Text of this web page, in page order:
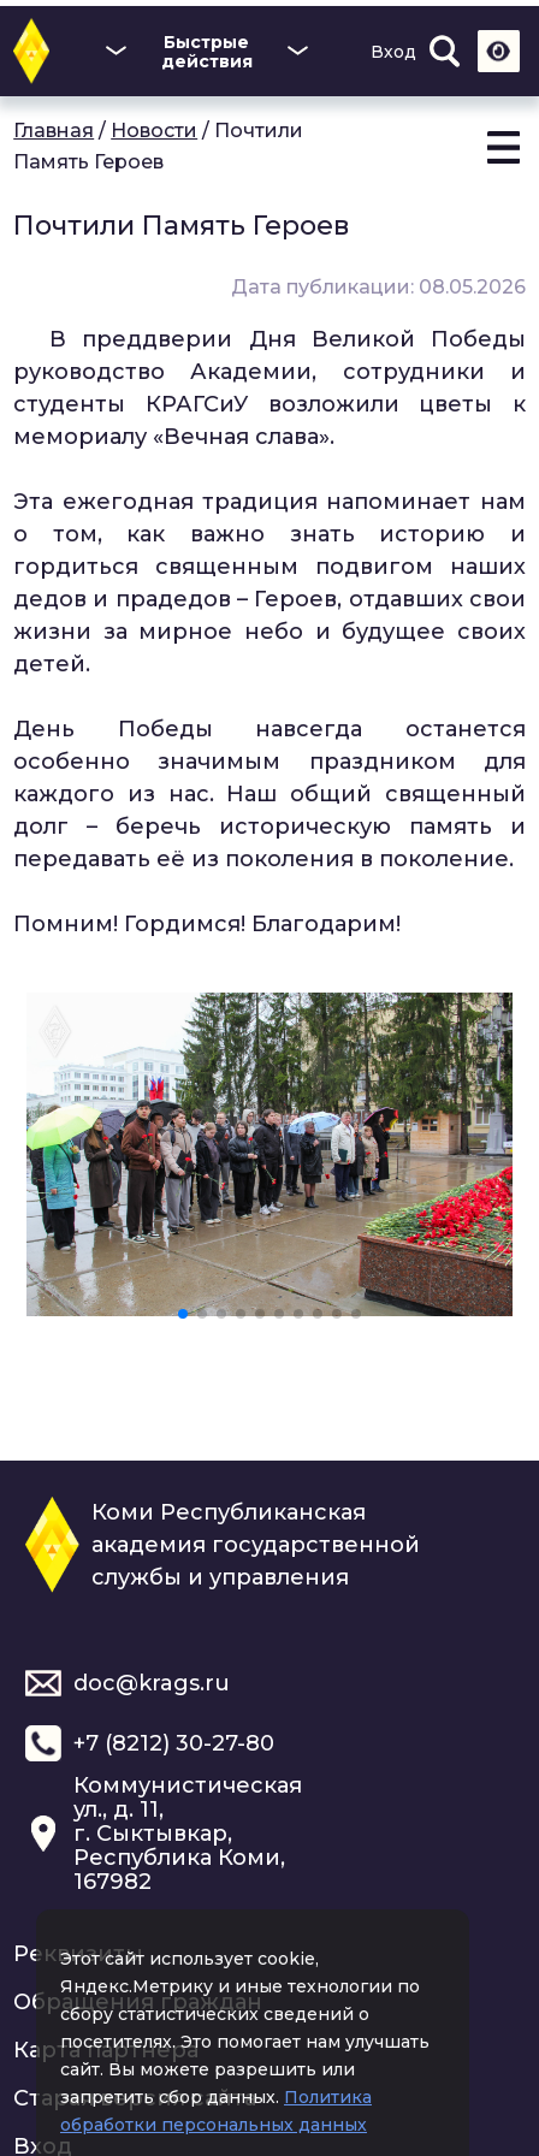
Перейти
основному
содержанию
Быстрые
действия
Вход
Главная / Новости / Почтили
Память Героев
Почтили Память Героев
Дата публикации: 08.05.2026
В преддверии Дня Великой Победы
руководство Академии, сотрудники и
студенты КРАГСиУ возложили цветы к
мемориалу «Вечная слава».
Эта ежегодная традиция напоминает нам
о том, как важно знать историю и
гордиться священным подвигом наших
дедов и прадедов – Героев, отдавших свои
жизни за мирное небо и будущее своих
детей.
День Победы навсегда останется
особенно значимым праздником для
каждого из нас. Наш общий священный
долг – беречь историческую память и
передавать её из поколения в поколение.
Помним! Гордимся! Благодарим!
Коми Республиканская
академия государственной
службы и управления
doc@krags.ru
+7 (8212) 30-27-80
Коммунистическая
ул., д. 11,
г. Сыктывкар,
Республика Коми,
167982
Реквизиты
Обращения граждан
Карта партнера
Старая версия сайта
Вход
Этот сайт использует cookie,
Яндекс.Метрику и иные технологии по
сбору статистических сведений о
посетителях. Это помогает нам улучшать
сайт. Вы можете разрешить или
запретить сбор данных. Политика
обработки персональных данных